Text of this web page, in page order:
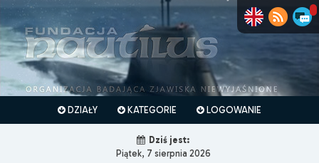
DZIAŁY KATEGORIE LOGOWANIE
Dziś jest:
Piątek, 7 sierpnia 2026